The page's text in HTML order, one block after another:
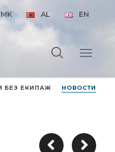
MK AL EN
БЕЗ ЕКИПАЖ НОВОСТИ